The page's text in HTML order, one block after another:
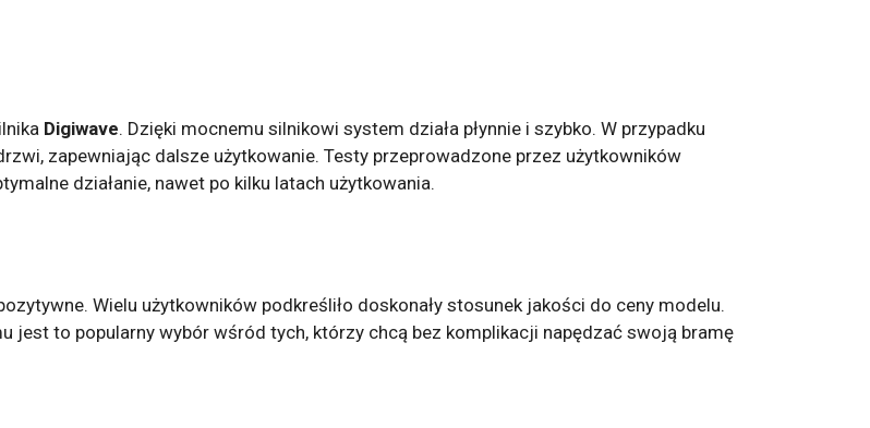
Digiwave. Dzięki mocnemu silnikowi system działa płynnie i szybko. W przypadku
zapewniając dalsze użytkowanie. Testy przeprowadzone przez użytkowników
działanie, nawet po kilku latach użytkowania.
Wielu użytkowników podkreśliło doskonały stosunek jakości do ceny modelu.
jest to popularny wybór wśród tych, którzy chcą bez komplikacji napędzać swoją bramę